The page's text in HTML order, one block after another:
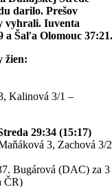
darilo. Prešov
vyhrali. Iuventa
a Šaľa Olomouc 37:21.
žien:
Kalinová 3/1 –
29:34 (15:17)
3, Zachová 3/2
Bugárová (DAC) za 3
ČR)